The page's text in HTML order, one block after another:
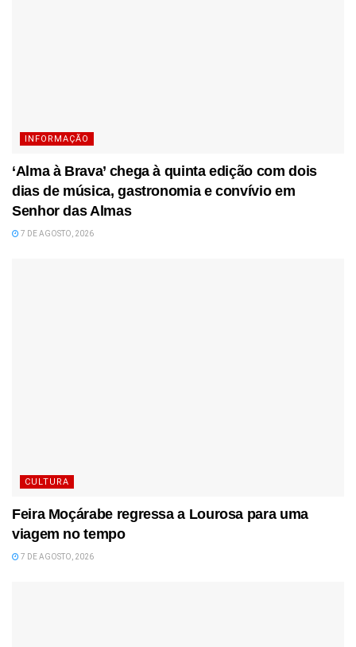
INFORMAÇÃO
‘Alma à Brava’ chega à quinta edição com dois
dias de música, gastronomia e convívio em
Senhor das Almas
7 DE AGOSTO, 2026
CULTURA
Feira Moçárabe regressa a Lourosa para uma
viagem no tempo
7 DE AGOSTO, 2026